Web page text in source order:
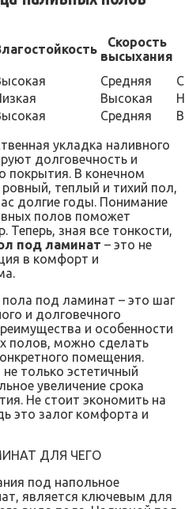
Скорость
высыхания
Средняя
Высокая
Средняя
укладка наливного
долговечность и
покрытия. В конечном
теплый и тихий пол,
долгие годы. Понимание
полов поможет
зная все тонкости,
под ламинат – это не
в комфорт и
под ламинат – это шаг
и долговечного
и особенности
полов, можно сделать
помещения.
только эстетичный
увеличение срока
Не стоит экономить на
это залог комфорта и
ДЛЯ ЧЕГО
под напольное
является ключевым для